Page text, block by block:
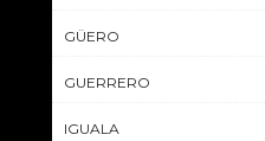
GÜERO
GUERRERO
IGUALA